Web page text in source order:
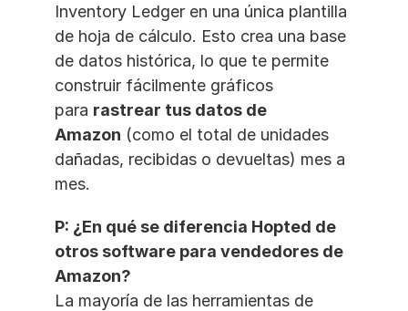
Inventory Ledger en una única plantilla
de hoja de cálculo. Esto crea una base
de datos histórica, lo que te permite
construir fácilmente gráficos
para rastrear tus datos de
Amazon (como el total de unidades
dañadas, recibidas o devueltas) mes a
mes.
P: ¿En qué se diferencia Hopted de
otros software para vendedores de
Amazon?
La mayoría de las herramientas de